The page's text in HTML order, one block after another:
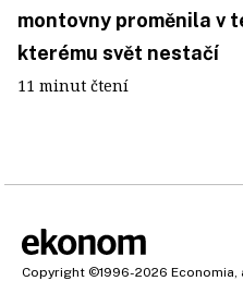
montovny proměnila v
kterému svět nestačí
11 minut čtení
Copyright ©1996-2026 Economia,